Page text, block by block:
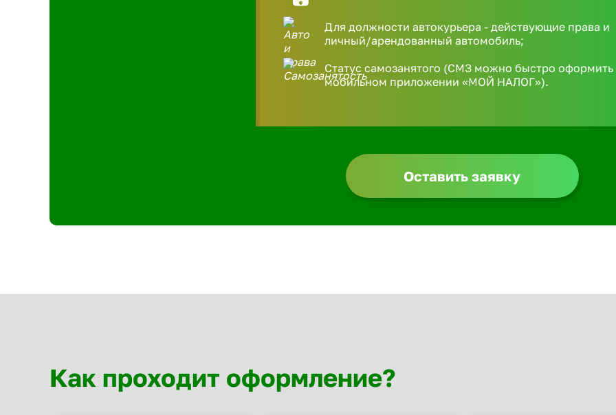
Для должности автокурьера - действующие права и
личный/арендованный автомобиль;
Статус самозанятого (СМЗ можно быстро оформить
мобильном приложении «МОЙ НАЛОГ»).
Оставить заявку
Как проходит оформление?